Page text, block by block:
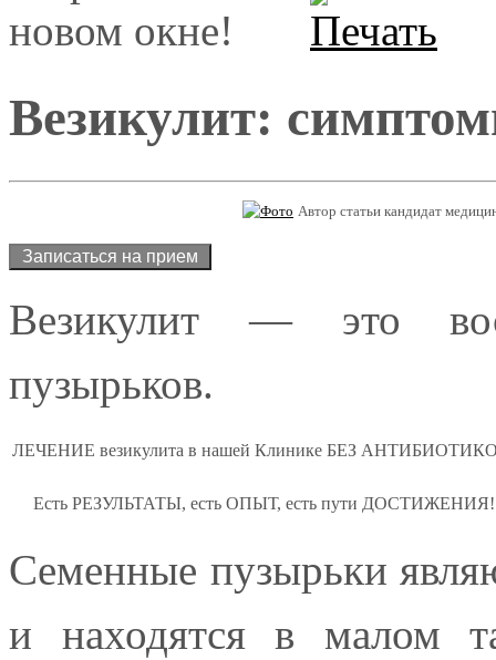
Везикулит:
Автор статьи кандидат
Везикулит — это
пузырьков.
ЛЕЧЕНИЕ везикулита в нашей Клинике БЕЗ
Есть РЕЗУЛЬТАТЫ, есть ОПЫТ, есть пути ДОСТИЖЕНИЯ!
Семенные пузырьки
и находятся в малом